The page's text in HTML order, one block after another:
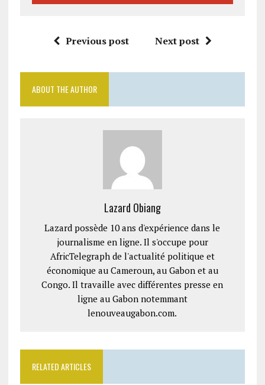
Previous post Next post
ABOUT THE AUTHOR
Lazard Obiang
Lazard possède 10 ans d'expérience dans le
journalisme en ligne. Il s'occupe pour
AfricTelegraph de l'actualité politique et
économique au Cameroun, au Gabon et au
Congo. Il travaille avec différentes presse en
ligne au Gabon notemmant
lenouveaugabon.com.
RELATED ARTICLES